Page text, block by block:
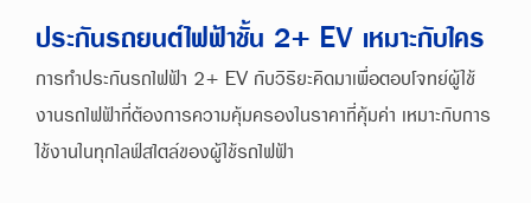
ประกันรถยนต์ไฟฟ้าชั้น 2+ EV เหมาะกับใคร
การทำประกันรถไฟฟ้า 2+ EV กับวิริยะคิดมาเพื่อตอบโจทย์ผู้ใช้
งานรถไฟฟ้าที่ต้องการความคุ้มครองในราคาที่คุ้มค่า เหมาะกับการ
ใช้งานในทุกไลฟ์สไตล์ของผู้ใช้รถไฟฟ้า